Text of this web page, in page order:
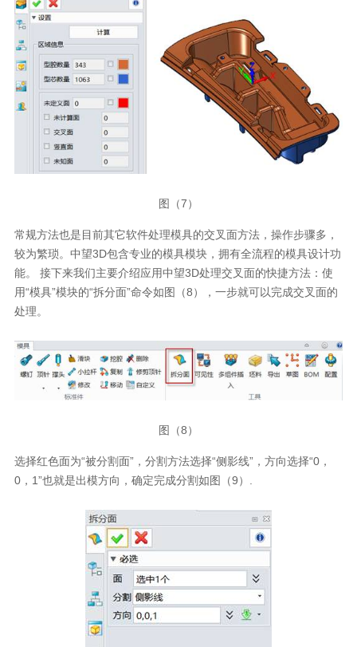
图（7）
常规方法也是目前其它软件处理模具的交叉面方法，操作步骤多，
较为繁琐。中望3D包含专业的模具模块，拥有全流程的模具设计功
能。 接下来我们主要介绍应用中望3D处理交叉面的快捷方法：使
用“模具”模块的“拆分面”命令如图（8），一步就可以完成交叉面的
处理。
图（8）
选择红色面为“被分割面”，分割方法选择“侧影线”，方向选择“0，
0，1”也就是出模方向，确定完成分割如图（9）.